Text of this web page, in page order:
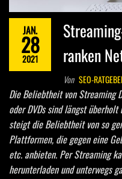
JAN.
28
2021
ranken
Von SEO-
Die Beliebtheit von Streaming
oder DVDs sind längst
steigt die Beliebtheit von so
Plattformen, die gegen eine
etc. anbieten. Per Streaming
herunterladen und unterwegs